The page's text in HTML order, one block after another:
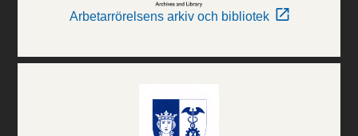
Arbetarrörelsens arkiv och bibliotek